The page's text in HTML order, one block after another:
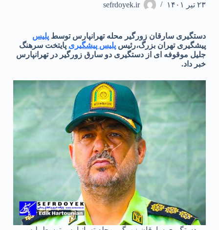
۲۳ تیر ۱۴۰۱
sefrdoyek.ir
دستگیری سارقان زورگیر محله تهرانپارس توسط پلیس
پیشگیری تهران بزرگ،رئیس پلیس پیشگیری پایتخت سرهنگ
جلیل موقوفه ای از دستگیری دو سارق زورگیر در تهرانپارس
خبر داد.